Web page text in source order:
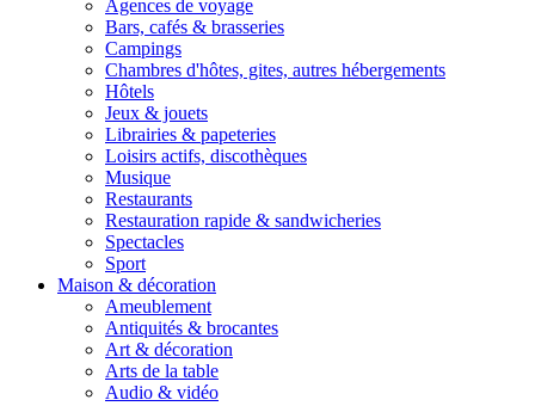
Agences de voyage
Bars, cafés & brasseries
Campings
Chambres d'hôtes, gites, autres hébergements
Hôtels
Jeux & jouets
Librairies & papeteries
Loisirs actifs, discothèques
Musique
Restaurants
Restauration rapide & sandwicheries
Spectacles
Sport
Maison & décoration
Ameublement
Antiquités & brocantes
Art & décoration
Arts de la table
Audio & vidéo